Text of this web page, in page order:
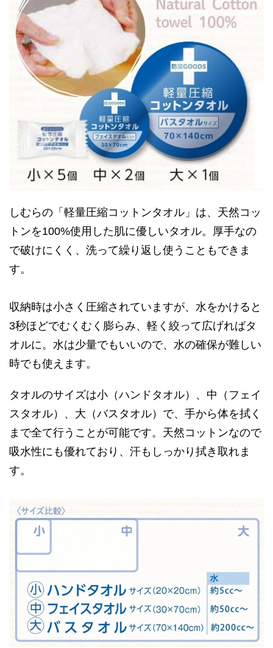
しむらの「軽量圧縮コットンタオル」は、天然コッ
トンを100%使用した肌に優しいタオル。厚手なの
で破けにくく、洗って繰り返し使うこともできま
す。
収納時は小さく圧縮されていますが、水をかけると
3秒ほどでむくむく膨らみ、軽く絞って広げればタ
オルに。水は少量でもいいので、水の確保が難しい
時でも使えます。
タオルのサイズは小（ハンドタオル）、中（フェイ
スタオル）、大（バスタオル）で、手から体を拭く
まで全て行うことが可能です。天然コットンなので
吸水性にも優れており、汗もしっかり拭き取れま
す。